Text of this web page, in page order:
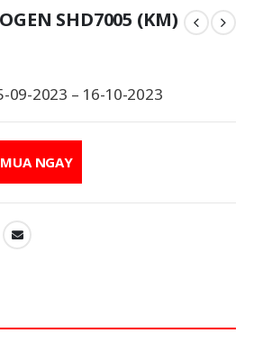
SHD7005 (KM)
09-2023 – 16-10-2023
MUA NGAY